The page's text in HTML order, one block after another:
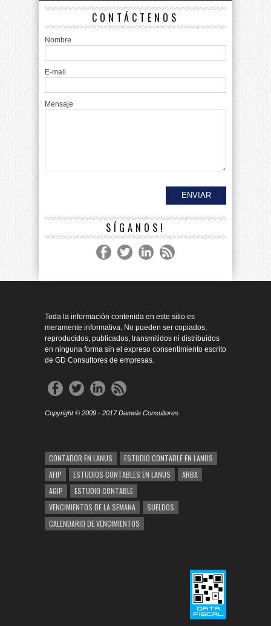
CONTÁCTENOS
Nombre
E-mail
Mensaje
SÍGANOS!
Toda la información contenida en este sitio es
meramente informativa. No pueden ser copiados,
reproducidos, publicados, transmitidos ni distribuidos
en ninguna forma sin el expreso consentimiento escrito
de GD Consultores de empresas.
Copyright © 2009 - 2017 Damele Consultores.
CONTADOR EN LANUS
ESTUDIO CONTABLE EN LANUS
AFIP
ESTUDIOS CONTABLES EN LANUS
ARBA
AGIP
ESTUDIO CONTABLE
VENCIMIENTOS DE LA SEMANA
SUELDOS
CALENDARIO DE VENCIMIENTOS